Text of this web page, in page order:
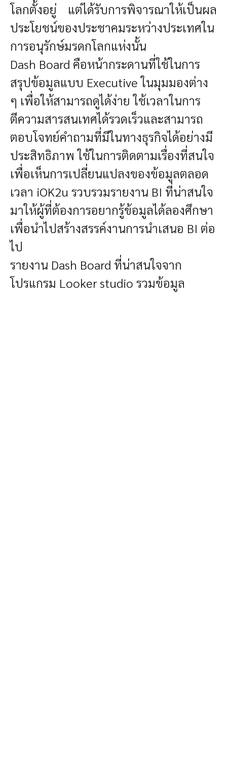
โลกตั้งอยู่ แต่ได้รับการพิจารณาให้เป็นผล
ประโยชน์ของประชาคมระหว่างประเทศใน
การอนุรักษ์มรดกโลกแห่งนั้น
Dash Board คือหน้ากระดานที่ใช้ในการ
สรุปข้อมูลแบบ Executive ในมุมมองต่าง
ๆ เพื่อให้สามารถดูได้ง่าย ใช้เวลาในการ
ตีความสารสนเทศได้รวดเร็วและสามารถ
ตอบโจทย์คำถามที่มีในทางธุรกิจได้อย่างมี
ประสิทธิภาพ ใช้ในการติดตามเรื่องที่สนใจ
เพื่อเห็นการเปลี่ยนแปลงของข้อมูลตลอด
เวลา iOK2u รวบรวมรายงาน BI ที่น่าสนใจ
มาให้ผู้ที่ต้องการอยากรู้ข้อมูลได้ลองศึกษา
เพื่อนำไปสร้างสรรค์งานการนำเสนอ BI ต่อ
ไป
รายงาน Dash Board ที่น่าสนใจจาก
โปรแกรม Looker studio รวมข้อมูล